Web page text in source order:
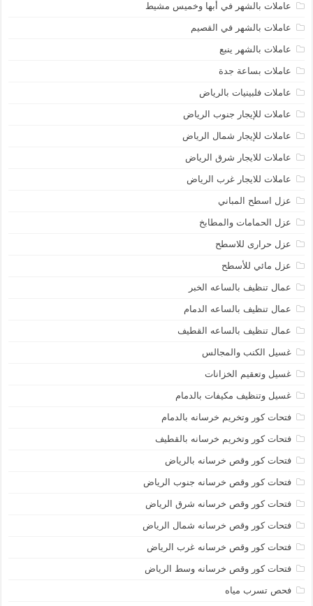
عاملات بالشهر في أبها وخميس مشيط
عاملات بالشهر في القصيم
عاملات بالشهر ينبع
عاملات بساعة جدة
عاملات فلبينيات بالرياض
عاملات للإيجار جنوب الرياض
عاملات للإيجار شمال الرياض
عاملات للايجار شرق الرياض
عاملات للايجار غرب الرياض
عزل اسطح المباني
عزل الحمامات والمطابخ
عزل حرارى للاسطح
عزل مائي للأسطح
عمال تنظيف بالساعه الخبر
عمال تنظيف بالساعه الدمام
عمال تنظيف بالساعه القطيف
غسيل الكنب والمجالس
غسيل وتعقيم الخزانات
غسيل وتنظيف مكيفات بالدمام
فتحات كور وتخريم خرسانه بالدمام
فتحات كور وتخريم خرسانه بالقطيف
فتحات كور وقص خرسانه بالرياض
فتحات كور وقص خرسانه جنوب الرياض
فتحات كور وقص خرسانه شرق الرياض
فتحات كور وقص خرسانه شمال الرياض
فتحات كور وقص خرسانه غرب الرياض
فتحات كور وقص خرسانه وسط الرياض
فحص تسرب مياه